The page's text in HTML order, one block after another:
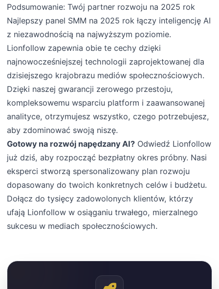
Podsumowanie: Twój partner rozwoju na 2025 rok
Najlepszy panel SMM na 2025 rok łączy inteligencję AI
z niezawodnością na najwyższym poziomie.
Lionfollow zapewnia obie te cechy dzięki
najnowocześniejszej technologii zaprojektowanej dla
dzisiejszego krajobrazu mediów społecznościowych.
Dzięki naszej gwarancji zerowego przestoju,
kompleksowemu wsparciu platform i zaawansowanej
analityce, otrzymujesz wszystko, czego potrzebujesz,
aby zdominować swoją niszę.
Gotowy na rozwój napędzany AI? Odwiedź Lionfollow
już dziś, aby rozpocząć bezpłatny okres próbny. Nasi
eksperci stworzą spersonalizowany plan rozwoju
dopasowany do twoich konkretnych celów i budżetu.
Dołącz do tysięcy zadowolonych klientów, którzy
ufają Lionfollow w osiąganiu trwałego, mierzalnego
sukcesu w mediach społecznościowych.